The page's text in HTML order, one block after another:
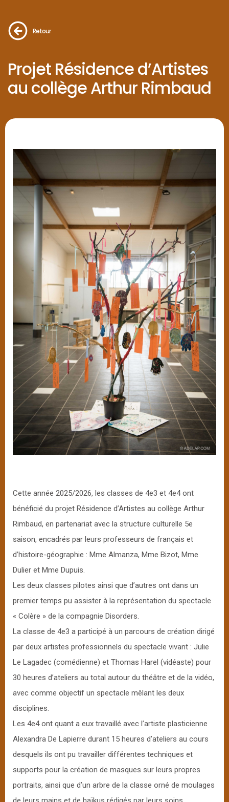
Retour
Projet Résidence d’Artistes
au collège Arthur Rimbaud
Cette année 2025/2026, les classes de 4e3 et 4e4 ont
bénéficié du projet Résidence d’Artistes au collège Arthur
Rimbaud, en partenariat avec la structure culturelle 5e
saison, encadrés par leurs professeurs de français et
d’histoire-géographie : Mme Almanza, Mme Bizot, Mme
Dulier et Mme Dupuis.
Les deux classes pilotes ainsi que d’autres ont dans un
premier temps pu assister à la représentation du spectacle
« Colère » de la compagnie Disorders.
La classe de 4e3 a participé à un parcours de création dirigé
par deux artistes professionnels du spectacle vivant : Julie
Le Lagadec (comédienne) et Thomas Harel (vidéaste) pour
30 heures d’ateliers au total autour du théâtre et de la vidéo,
avec comme objectif un spectacle mêlant les deux
disciplines.
Les 4e4 ont quant a eux travaillé avec l’artiste plasticienne
Alexandra De Lapierre durant 15 heures d’ateliers au cours
desquels ils ont pu travailler différentes techniques et
supports pour la création de masques sur leurs propres
portraits, ainsi que d’un arbre de la classe orné de moulages